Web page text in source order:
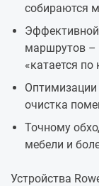
собираются
Эффективной
маршрутов –
«катается по
Оптимизации
очистка
Точному
мебели и
Устройства